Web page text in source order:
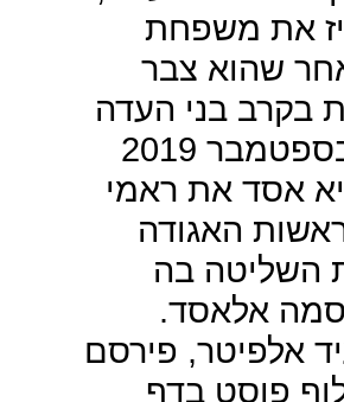
את משפחת
שהוא צבר
בקרב בני העדה
העלווית, בספטמבר 2019
אסד את ראמי
האגודה
השליטה בה
אלאסד.
אלפיטר, פירסם
פוסט בדף